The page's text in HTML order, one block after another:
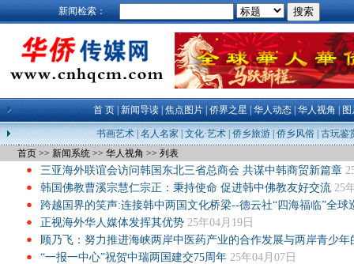
新闻检索：
首 页|新闻导读|焦点图片|侨界之星|华人动态|华人视角|图
书画艺术| 名人名家 文化·艺术| 侨乡旅游| 侨乡风俗| 古玩鉴
首页 >> 新闻系统 >> 华人视角 >> 列表
三亚海外联谊会访问韩国东北三省总商会 共谋中韩商贸新篇章
韩国佛教曹溪宗慧仁宗正：秉持使命 促进韩中佛教友好交流 25
跨越国界的笑声:连接韩中两国文化桥梁--德云社“四海福临”全球
正视海外华人媒体发挥其优势 25年04月19日
顾乃飞：努力推进海峡两岸中医药产业的合作发展与两岸青少年
“一报一中心”祝贺中瑞两国建交75周年 25年04月07日